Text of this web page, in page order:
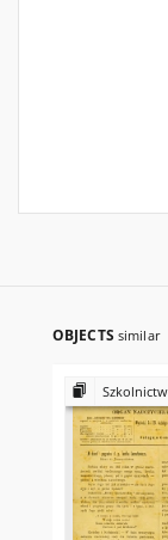
OBJECTS similar